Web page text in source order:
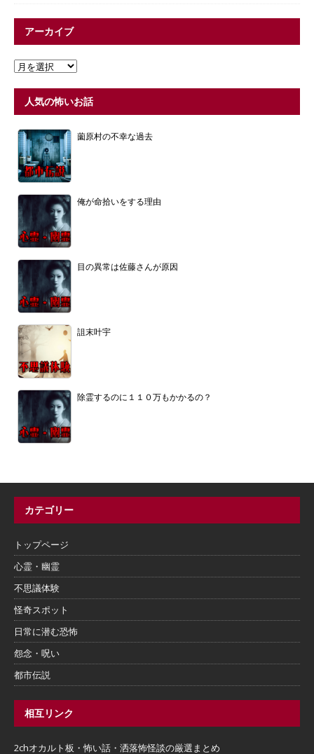
アーカイブ
人気の怖いお話
薗原村の不幸な過去
俺が命拾いをする理由
目の異常は佐藤さんが原因
詛末叶宇
除霊するのに１１０万もかかるの？
カテゴリー
トップページ
心霊・幽霊
不思議体験
怪奇スポット
日常に潜む恐怖
怨念・呪い
都市伝説
相互リンク
2chオカルト板・怖い話・洒落怖怪談の厳選まとめ